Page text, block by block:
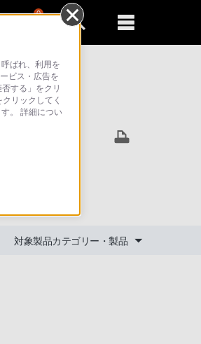
0
対象製品カテゴリー・製品
ばれ、利用を
ビス・広告を
する」をクリ
リックしてく
。 詳細につい